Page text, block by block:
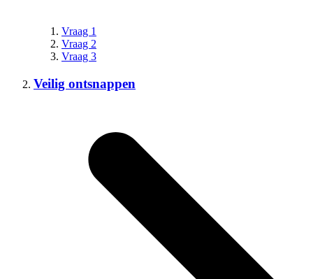
Vraag 1
Vraag 2
Vraag 3
Veilig ontsnappen